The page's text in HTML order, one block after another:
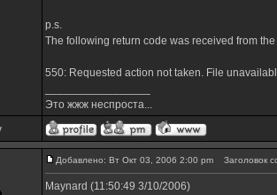
p.s.
The following return code was received from the
550: Requested action not taken. File
Это жжж неспроста...
Добавлено: Вт Окт 03, 2006 2:00 pm Заголовок
Maynard (11:50:49 3/10/2006)